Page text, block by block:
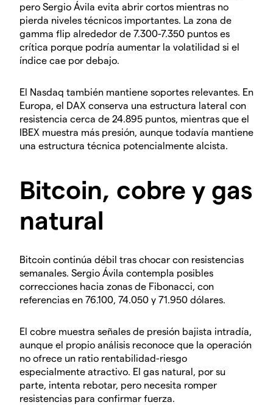
pero Sergio Ávila evita abrir cortos mientras no
pierda niveles técnicos importantes. La zona de
gamma flip alrededor de 7.300-7.350 puntos es
crítica porque podría aumentar la volatilidad si el
índice cae por debajo.
El Nasdaq también mantiene soportes relevantes. En
Europa, el DAX conserva una estructura lateral con
resistencia cerca de 24.895 puntos, mientras que el
IBEX muestra más presión, aunque todavía mantiene
una estructura técnica potencialmente alcista.
Bitcoin, cobre y gas
natural
Bitcoin continúa débil tras chocar con resistencias
semanales. Sergio Ávila contempla posibles
correcciones hacia zonas de Fibonacci, con
referencias en 76.100, 74.050 y 71.950 dólares.
El cobre muestra señales de presión bajista intradía,
aunque el propio análisis reconoce que la operación
no ofrece un ratio rentabilidad-riesgo
especialmente atractivo. El gas natural, por su
parte, intenta rebotar, pero necesita romper
resistencias para confirmar fuerza.